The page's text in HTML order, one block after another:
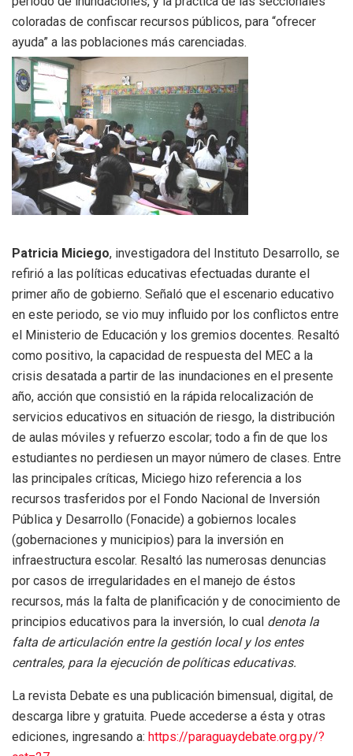
coloradas de confiscar recursos públicos, para “ofrecer
ayuda” a las poblaciones más carenciadas.
Patricia Miciego, investigadora del Instituto Desarrollo, se
refirió a las políticas educativas efectuadas durante el
primer año de gobierno. Señaló que el escenario educativo
en este periodo, se vio muy influido por los conflictos entre
el Ministerio de Educación y los gremios docentes. Resaltó
como positivo, la capacidad de respuesta del MEC a la
crisis desatada a partir de las inundaciones en el presente
año, acción que consistió en la rápida relocalización de
servicios educativos en situación de riesgo, la distribución
de aulas móviles y refuerzo escolar; todo a fin de que los
estudiantes no perdiesen un mayor número de clases. Entre
las principales críticas, Miciego hizo referencia a los
recursos trasferidos por el Fondo Nacional de Inversión
Pública y Desarrollo (Fonacide) a gobiernos locales
(gobernaciones y municipios) para la inversión en
infraestructura escolar. Resaltó las numerosas denuncias
por casos de irregularidades en el manejo de éstos
recursos, más la falta de planificación y de conocimiento de
principios educativos para la inversión, lo cual denota la
falta de articulación entre la gestión local y los entes
centrales, para la ejecución de políticas educativas.
La revista Debate es una publicación bimensual, digital, de
descarga libre y gratuita. Puede accederse a ésta y otras
ediciones, ingresando a: https://paraguaydebate.org.py/?